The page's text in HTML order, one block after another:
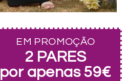
EM PROMOÇÃO
2 PARES
por apenas 59€